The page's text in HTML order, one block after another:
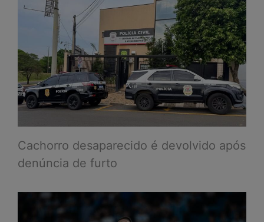
Cachorro desaparecido é devolvido após
denúncia de furto